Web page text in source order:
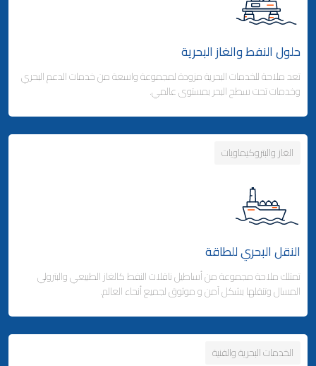
شحن الحاويات
- خدمات الخطوط الملاحية المنتظمة
- خدمات الخطوط الفرعية
وكالة شحن البضائع
- التخليص الجمركي والتوزيع
- التخليص الجمركي والتوزيع
Business Area Links (Right)
التخزين والتوزيع
- مدينة ملاحة اللوجستية - قطر
- المنطقة الحرة بجبل علي (دولة الإمارات)
حلول النفط والغاز البحرية
تعد ملاحة للخدمات البحرية مزودة لمجموعة واسعة من خدمات الدعم البحري
وخدمات تحت سطح البحر بمستوى عالمي.
Business Area Links (Left)
الخدمات البحرية
الخدمات البحرية
الغاز والبتروكيماويات
النقل البحري للطاقة
تمتلك ملاحة مجموعة من أساطيل ناقلات النفط كالغاز الطبيعي والبترولي
المسال وتنقلها بشكل آمن و موثوق لجميع أنحاء العالم.
الخدمات البحرية والفنية